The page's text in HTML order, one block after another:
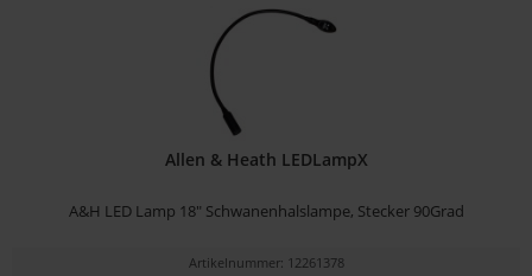
Allen & Heath LEDLampX
A&H LED Lamp 18" Schwanenhalslampe, Stecker 90Grad
Artikelnummer: 12261378